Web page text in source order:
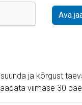
Ava
ja kõrgust
viimase 30